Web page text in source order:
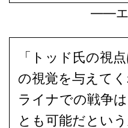
――エ
「トッド氏の視
の視覚を与えて
ライナでの戦争
とも可能だとい